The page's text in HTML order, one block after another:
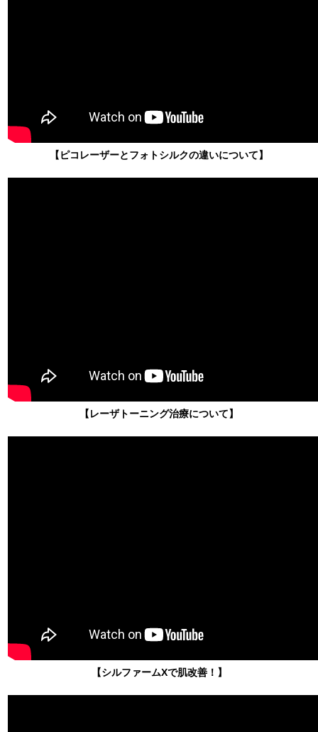
【ピコレーザーとフォトシルクの違いについて】
【レーザトーニング治療について】
【シルファームXで肌改善！】